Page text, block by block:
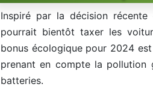
Inspiré par la décision récente
pourrait bientôt taxer les
bonus écologique pour 2024
prenant en compte la pollution
batteries.